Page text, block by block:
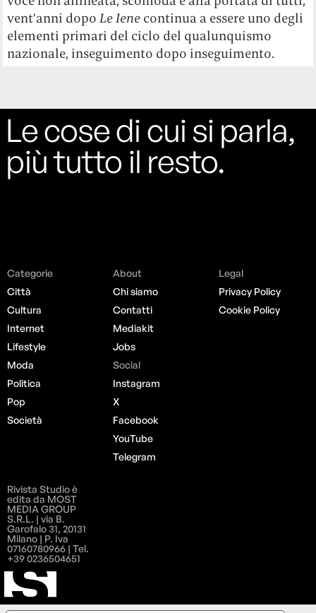
vent’anni dopoLe Iene continua a essere uno degli
elementi primari del ciclo del qualunquismo
nazionale, inseguimento dopo inseguimento.
Le cose di cui si parla,
più tutto il resto.
Categorie
Città
Cultura
Internet
Lifestyle
Moda
Politica
Pop
Società
About
Chi siamo
Contatti
Mediakit
Jobs
Social
Instagram
X
Facebook
YouTube
Telegram
Legal
Privacy Policy
Cookie Policy
Rivista Studio è
edita da MOST
MEDIA GROUP
S.R.L. | via B.
Garofalo 31, 20131
Milano | P. Iva
07160780966 | Tel.
+39 0236504651